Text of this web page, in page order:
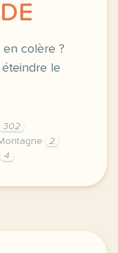
en colère ?
le
302
2
4
button cursor